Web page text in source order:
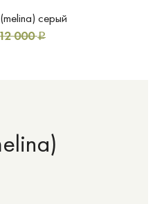
серый
000Р